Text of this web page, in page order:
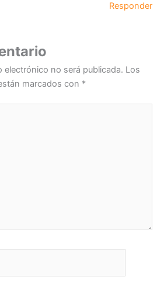
Responder
electrónico no será publicada. Los
marcados con *